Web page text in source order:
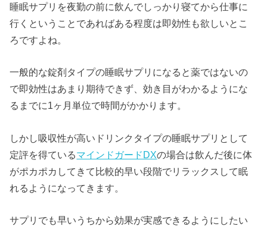
睡眠サプリを夜勤の前に飲んでしっかり寝てから仕事に
行くということであればある程度は即効性も欲しいとこ
ろですよね。
一般的な錠剤タイプの睡眠サプリになると薬ではないの
で即効性はあまり期待できず、効き目がわかるようにな
るまでに1ヶ月単位で時間がかかります。
しかし吸収性が高いドリンクタイプの睡眠サプリとして
定評を得ているマインドガードDXの場合は飲んだ後に体
がポカポカしてきて比較的早い段階でリラックスして眠
れるようになってきます。
サプリでも早いうちから効果が実感できるようにしたい